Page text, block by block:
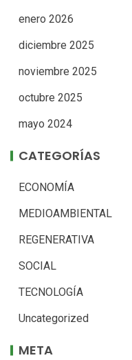
enero 2026
diciembre 2025
noviembre 2025
octubre 2025
mayo 2024
CATEGORÍAS
ECONOMÍA
MEDIOAMBIENTAL
REGENERATIVA
SOCIAL
TECNOLOGÍA
Uncategorized
META